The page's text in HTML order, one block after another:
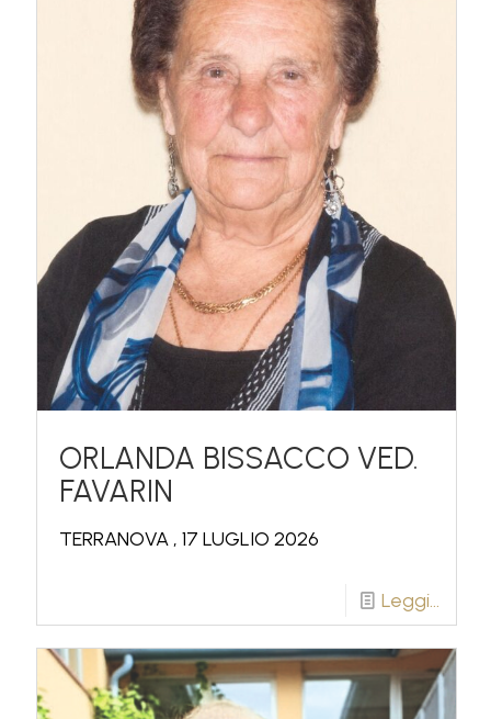
ORLANDA BISSACCO VED.
FAVARIN
TERRANOVA , 17 LUGLIO 2026
Leggi...